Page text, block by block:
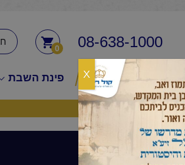
08-638-1000
0
שאלות ותשובות פינת השבת
היה שותף
X